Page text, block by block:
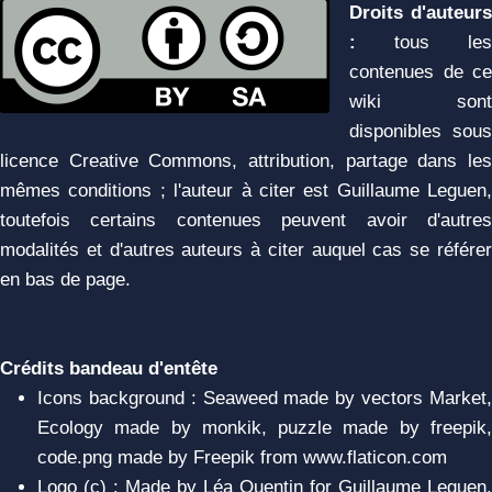
Droits d'auteurs
:
tous les
contenues de ce
wiki sont
disponibles sous
licence Creative Commons, attribution, partage dans les
mêmes conditions ; l'auteur à citer est Guillaume Leguen,
toutefois certains contenues peuvent avoir d'autres
modalités et d'autres auteurs à citer auquel cas se référer
en bas de page.
Crédits bandeau d'entête
Icons background : Seaweed made by vectors Market,
Ecology made by monkik, puzzle made by freepik,
code.png made by Freepik from www.flaticon.com
Logo (c) : Made by Léa Quentin for Guillaume Leguen.